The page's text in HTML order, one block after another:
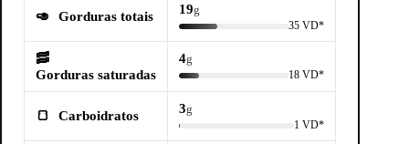
🥑 Gorduras totais 19g
35 VD*
🥓
Gorduras saturadas
4g
18 VD*
🍞 Carboidratos 3g
1 VD*